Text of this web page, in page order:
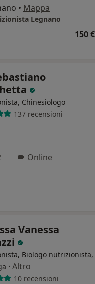
• Mappa
Legnano
150 €
Chinesiologo
137 recensioni
Online
Vanessa
Biologo nutrizionista,
· Altro
10 recensioni